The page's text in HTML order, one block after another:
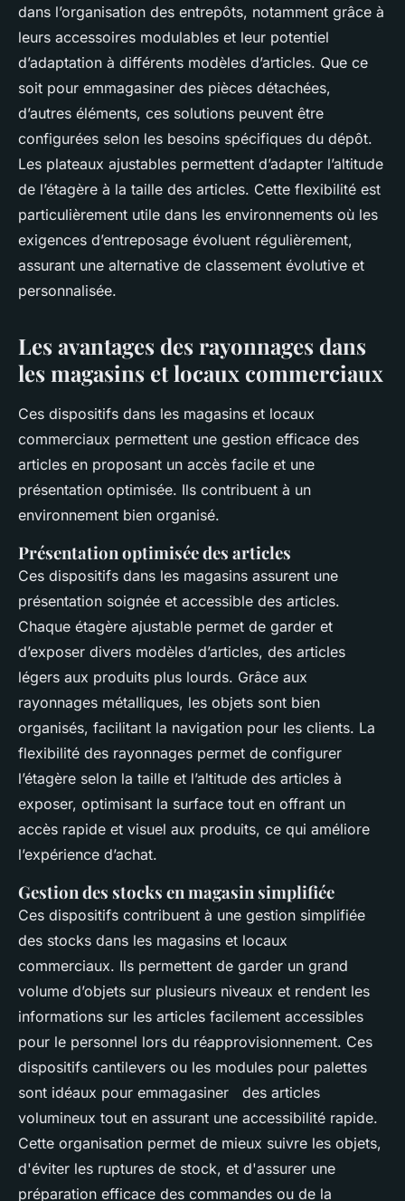
dans l’organisation des entrepôts, notamment grâce à
leurs accessoires modulables et leur potentiel
d’adaptation à différents modèles d’articles. Que ce
soit pour emmagasiner des pièces détachées,
d’autres éléments, ces solutions peuvent être
configurées selon les besoins spécifiques du dépôt.
Les plateaux ajustables permettent d’adapter l’altitude
de l’étagère à la taille des articles. Cette flexibilité est
particulièrement utile dans les environnements où les
exigences d’entreposage évoluent régulièrement,
assurant une alternative de classement évolutive et
personnalisée.
Les avantages des rayonnages dans
les magasins et locaux commerciaux
Ces dispositifs dans les magasins et locaux
commerciaux permettent une gestion efficace des
articles en proposant un accès facile et une
présentation optimisée. Ils contribuent à un
environnement bien organisé.
Présentation optimisée des articles
Ces dispositifs dans les magasins assurent une
présentation soignée et accessible des articles.
Chaque étagère ajustable permet de garder et
d’exposer divers modèles d’articles, des articles
légers aux produits plus lourds. Grâce aux
rayonnages métalliques, les objets sont bien
organisés, facilitant la navigation pour les clients. La
flexibilité des rayonnages permet de configurer
l’étagère selon la taille et l’altitude des articles à
exposer, optimisant la surface tout en offrant un
accès rapide et visuel aux produits, ce qui améliore
l’expérience d’achat.
Gestion des stocks en magasin simplifiée
Ces dispositifs contribuent à une gestion simplifiée
des stocks dans les magasins et locaux
commerciaux. Ils permettent de garder un grand
volume d’objets sur plusieurs niveaux et rendent les
informations sur les articles facilement accessibles
pour le personnel lors du réapprovisionnement. Ces
dispositifs cantilevers ou les modules pour palettes
sont idéaux pour emmagasiner des articles
volumineux tout en assurant une accessibilité rapide.
Cette organisation permet de mieux suivre les objets,
d'éviter les ruptures de stock, et d'assurer une
préparation efficace des commandes ou de la